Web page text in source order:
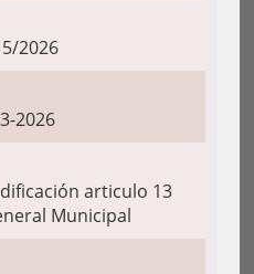
2026
2026
articulo 13
Municipal